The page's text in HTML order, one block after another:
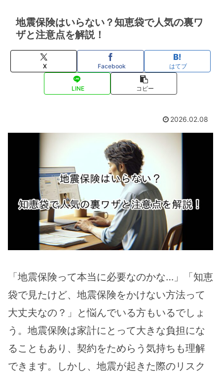
地震保険はいらない？知恵袋で人気の裏ワ
ザと注意点を解説！
X Facebook はてブ
LINE コピー
2026.02.08
「地震保険って本当に必要なのかな…」「知恵
袋で見たけど、地震保険をかけない方法って
大丈夫なの？」と悩んでいる方もいるでしょ
う。地震保険は家計にとって大きな負担にな
ることもあり、契約をためらう気持ちも理解
できます。しかし、地震が起きた際のリスク